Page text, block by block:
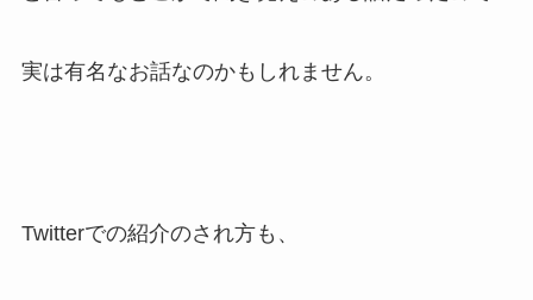
実は有名なお話なのかもしれません。
Twitterでの紹介のされ方も、